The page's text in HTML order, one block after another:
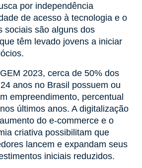
por independência
de acesso à tecnologia e o
sociais são alguns dos
têm levado jovens a iniciar
2023, cerca de 50% dos
anos no Brasil possuem ou
empreendimento, percentual
últimos anos. A digitalização
do e-commerce e o
criativa possibilitam que
lancem e expandam seus
iniciais reduzidos.